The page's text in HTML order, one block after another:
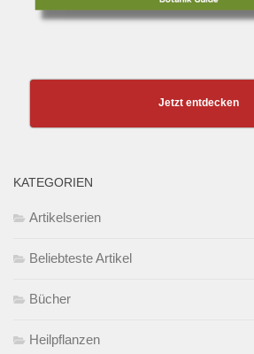
Jetzt entdecken
KATEGORIEN
Artikelserien
Beliebteste Artikel
Bücher
Heilpflanzen